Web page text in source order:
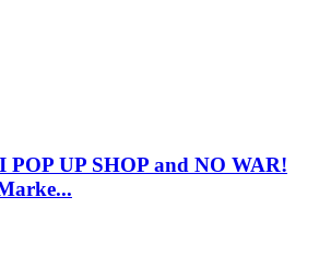
UP SHOP and NO WAR!